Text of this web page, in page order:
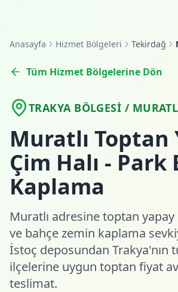
Anasayfa Hizmet Bölgeleri Tekirdağ
Tüm Hizmet Bölgelerine Dön
TRAKYA BÖLGESI /
Muratlı Toptan
Çim Halı - Park
Kaplama
Muratlı adresine toptan yapay
ve bahçe zemin kaplama
İstoç deposundan Trakya'nın
ilçelerine uygun toptan fiyat
teslimat.